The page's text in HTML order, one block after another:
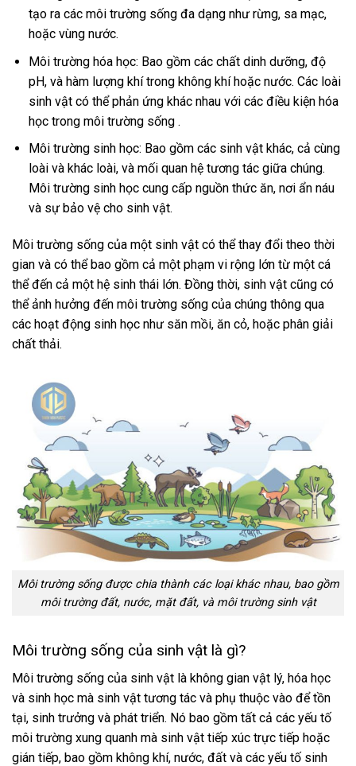
tạo ra các môi trường sống đa dạng như rừng, sa mạc,
hoặc vùng nước.
Môi trường hóa học: Bao gồm các chất dinh dưỡng, độ
pH, và hàm lượng khí trong không khí hoặc nước. Các loài
sinh vật có thể phản ứng khác nhau với các điều kiện hóa
học trong môi trường sống .
Môi trường sinh học: Bao gồm các sinh vật khác, cả cùng
loài và khác loài, và mối quan hệ tương tác giữa chúng.
Môi trường sinh học cung cấp nguồn thức ăn, nơi ẩn náu
và sự bảo vệ cho sinh vật.
Môi trường sống của một sinh vật có thể thay đổi theo thời
gian và có thể bao gồm cả một phạm vi rộng lớn từ một cá
thể đến cả một hệ sinh thái lớn. Đồng thời, sinh vật cũng có
thể ảnh hưởng đến môi trường sống của chúng thông qua
các hoạt động sinh học như săn mồi, ăn cỏ, hoặc phân giải
chất thải.
Môi trường sống được chia thành các loại khác nhau, bao gồm
môi trường đất, nước, mặt đất, và môi trường sinh vật
Môi trường sống của sinh vật là gì?
Môi trường sống của sinh vật là không gian vật lý, hóa học
và sinh học mà sinh vật tương tác và phụ thuộc vào để tồn
tại, sinh trưởng và phát triển. Nó bao gồm tất cả các yếu tố
môi trường xung quanh mà sinh vật tiếp xúc trực tiếp hoặc
gián tiếp, bao gồm không khí, nước, đất và các yếu tố sinh